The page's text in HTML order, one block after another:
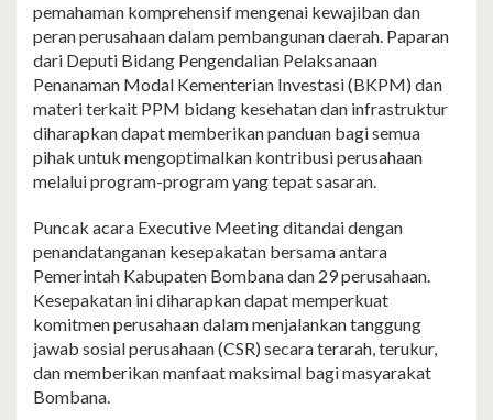
pemahaman komprehensif mengenai kewajiban dan
peran perusahaan dalam pembangunan daerah. Paparan
dari Deputi Bidang Pengendalian Pelaksanaan
Penanaman Modal Kementerian Investasi (BKPM) dan
materi terkait PPM bidang kesehatan dan infrastruktur
diharapkan dapat memberikan panduan bagi semua
pihak untuk mengoptimalkan kontribusi perusahaan
melalui program-program yang tepat sasaran.
Puncak acara Executive Meeting ditandai dengan
penandatanganan kesepakatan bersama antara
Pemerintah Kabupaten Bombana dan 29 perusahaan.
Kesepakatan ini diharapkan dapat memperkuat
komitmen perusahaan dalam menjalankan tanggung
jawab sosial perusahaan (CSR) secara terarah, terukur,
dan memberikan manfaat maksimal bagi masyarakat
Bombana.